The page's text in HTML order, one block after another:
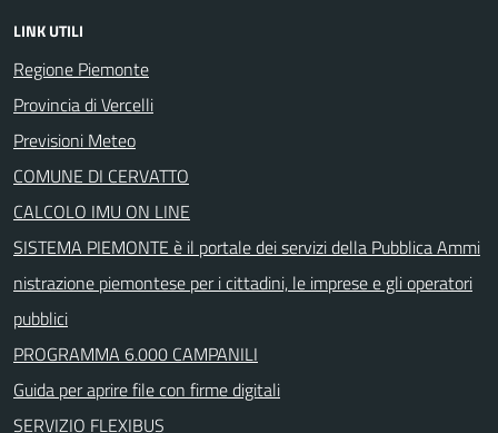
LINK UTILI
Regione Piemonte
Provincia di Vercelli
Previsioni Meteo
COMUNE DI CERVATTO
CALCOLO IMU ON LINE
SISTEMA PIEMONTE è il portale dei servizi della Pubblica Ammi
nistrazione piemontese per i cittadini, le imprese e gli operatori
pubblici
PROGRAMMA 6.000 CAMPANILI
Guida per aprire file con firme digitali
SERVIZIO FLEXIBUS